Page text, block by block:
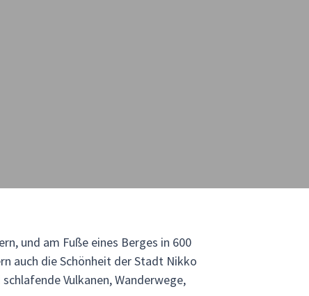
und am Fuße eines Berges in 600
auch die Schönheit der Stadt Nikko
Vulkanen, Wanderwege,